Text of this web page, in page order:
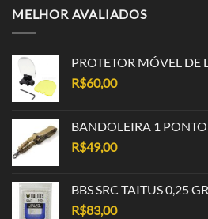
MELHOR AVALIADOS
PROTETOR MÓVEL DE
R$60,00
BANDOLEIRA 1
R$49,00
BBS SRC TAITUS 0,25
R$83,00